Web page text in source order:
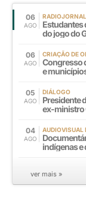
06
AGO
Estudantes
do jogo do
06
AGO
CRIAÇÃO DE
Congresso
e
05
AGO
DIÁLOGO
Presidente
ex-ministro
04
AGO
AUDIOVISUAL
indígenas
ver mais »